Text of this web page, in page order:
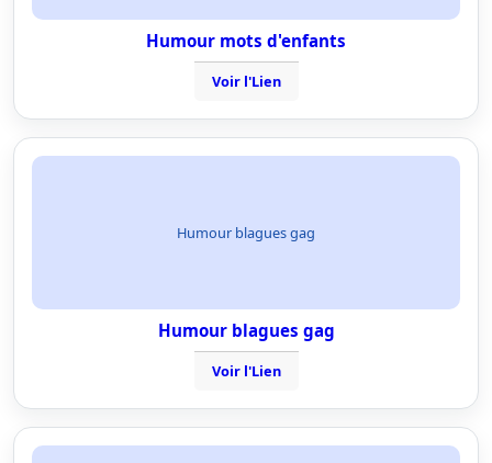
Humour mots d'enfants
Voir l'Lien
Humour blagues gag
Humour blagues gag
Voir l'Lien